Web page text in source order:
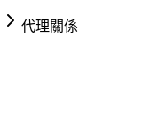
代理關係